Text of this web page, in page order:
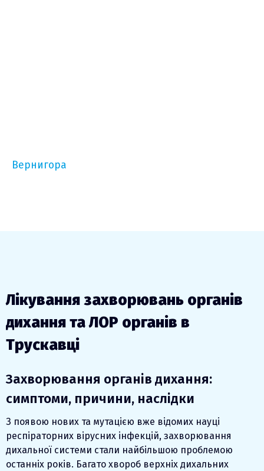
Вернигора
Лікування захворювань органів
дихання та ЛОР органів в
Трускавці
Захворювання органів дихання:
симптоми, причини, наслідки
З появою нових та мутацією вже відомих науці
респіраторних вірусних інфекцій, захворювання
дихальної системи стали найбільшою проблемою
останніх років. Багато хвороб верхніх дихальних